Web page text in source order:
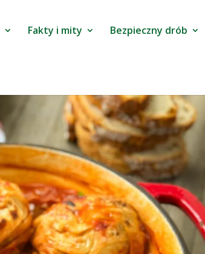
Fakty i mity Bezpieczny drób